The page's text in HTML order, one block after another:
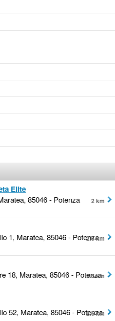
Elite
85046 - Potenza
2 km
1, Maratea, 85046 - Potenza
2.6 km
18, Maratea, 85046 - Potenza
2.6 km
52, Maratea, 85046 - Potenza
2.6 km